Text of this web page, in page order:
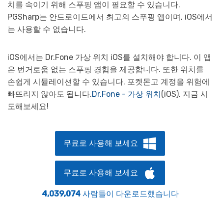
치를 속이기 위해 스푸핑 앱이 필요할 수 있습니다.
PGSharp는 안드로이드에서 최고의 스푸핑 앱이며, iOS에서
는 사용할 수 없습니다.
iOS에서는 Dr.Fone 가상 위치 iOS를 설치해야 합니다. 이 앱
은 번거로움 없는 스푸핑 경험을 제공합니다. 또한 위치를
손쉽게 시뮬레이션할 수 있습니다. 포켓몬고 계정을 위험에
빠뜨리지 않아도 됩니다.Dr.Fone - 가상 위치 (iOS). 지금 시
도해보세요!
무료로 사용해 보세요
무료로 사용해 보세요
4,039,074사람들이 다운로드했습니다